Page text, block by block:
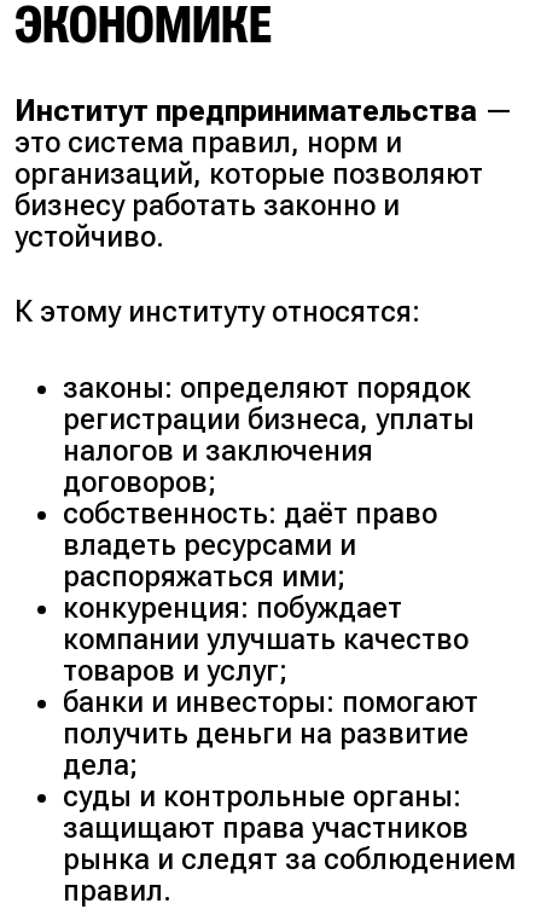
ЭКОНОМИКЕ
Институт предпринимательства —
это система правил, норм и
организаций, которые позволяют
бизнесу работать законно и
устойчиво.
К этому институту относятся:
законы: определяют порядок
регистрации бизнеса, уплаты
налогов и заключения
договоров;
собственность: даёт право
владеть ресурсами и
распоряжаться ими;
конкуренция: побуждает
компании улучшать качество
товаров и услуг;
банки и инвесторы: помогают
получить деньги на развитие
дела;
суды и контрольные органы:
защищают права участников
рынка и следят за соблюдением
правил.